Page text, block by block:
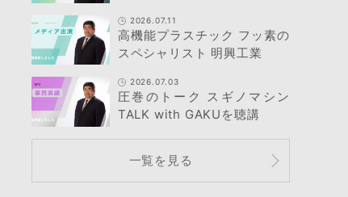
2026.07.11
高機能プラスチック フッ素の
スペシャリスト 明興工業
2026.07.03
圧巻のトーク スギノマシン
TALK with GAKUを聴講
一覧を見る